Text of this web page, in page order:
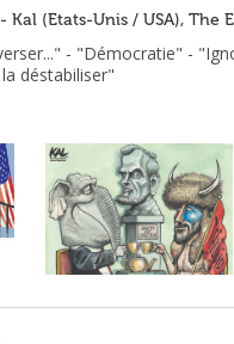
Kal (Etats-Unis / USA), The
- "Démocratie" -
déstabiliser"